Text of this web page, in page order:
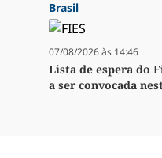
Brasil
07/08/2026 às 14:46
Lista de espera do
a ser convocada